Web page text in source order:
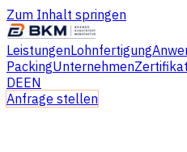
Zum Inhalt springen
LeistungenLohnfertigung
PackingUnternehmen
DEEN
Anfrage stellen